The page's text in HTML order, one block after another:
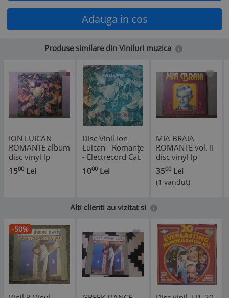
Adauga in cos
Produse similare din Viniluri muzica
ION LUICAN
ROMANTE album
disc vinyl lp
muzica usoara
veche populara
1500 Lei
Disc Vinil Ion
Luican - Romanțe
- Electrecord Cat.
EPE 02096
1000 Lei
MIA BRAIA
ROMANTE vol. II
disc vinyl lp
muzica populara
folclor usoara
STM EPE 01579
3500 Lei
(1 vandut)
Alti clienti au vizitat si
-50%